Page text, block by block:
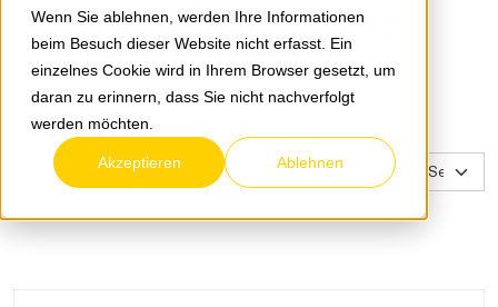
Wenn Sie ablehnen, werden Ihre Informationen
beim Besuch dieser Website nicht erfasst. Ein
einzelnes Cookie wird in Ihrem Browser gesetzt, um
daran zu erinnern, dass Sie nicht nachverfolgt
werden möchten.
Akzeptieren Ablehnen
Ihre Suche ergab 120 Treffer.
zurück zur Übersicht
Filter
zurücksetzen